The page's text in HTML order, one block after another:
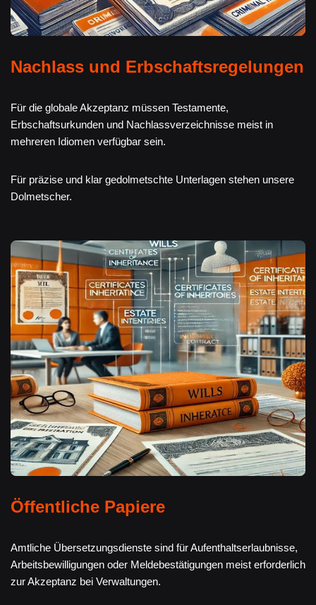
Nachlass und Erbschaftsregelungen
Für die globale Akzeptanz müssen Testamente,
Erbschaftsurkunden und Nachlassverzeichnisse meist in
mehreren Idiomen verfügbar sein.
Für präzise und klar gedolmetschte Unterlagen stehen unsere
Dolmetscher.
Öffentliche Papiere
Amtliche Übersetzungsdienste sind für Aufenthaltserlaubnisse,
Arbeitsbewilligungen oder Meldebestätigungen meist erforderlich
zur Akzeptanz bei Verwaltungen.